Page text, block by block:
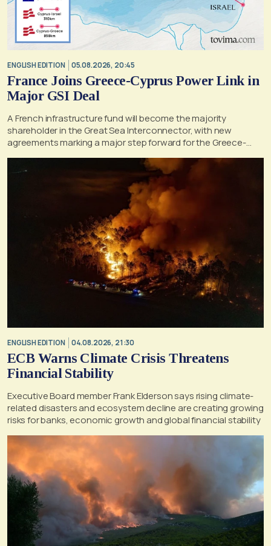
ENGLISH EDITION 05.08.2026, 20:45
France Joins Greece-Cyprus Power Link in
Major GSI Deal
A French infrastructure fund will become the majority
shareholder in the Great Sea Interconnector, with new
agreements marking a major step forward for the Greece-
Cyprus electricity link
ENGLISH EDITION 04.08.2026, 21:30
ECB Warns Climate Crisis Threatens
Financial Stability
Executive Board member Frank Elderson says rising climate-
related disasters and ecosystem decline are creating growing
risks for banks, economic growth and global financial stability